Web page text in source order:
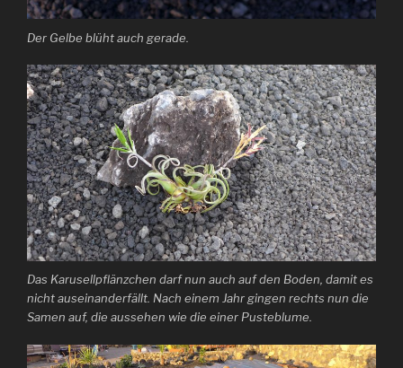
Der Gelbe blüht auch gerade.
Das Karusellpflänzchen darf nun auch auf den Boden, damit es
nicht auseinanderfällt. Nach einem Jahr gingen rechts nun die
Samen auf, die aussehen wie die einer Pusteblume.